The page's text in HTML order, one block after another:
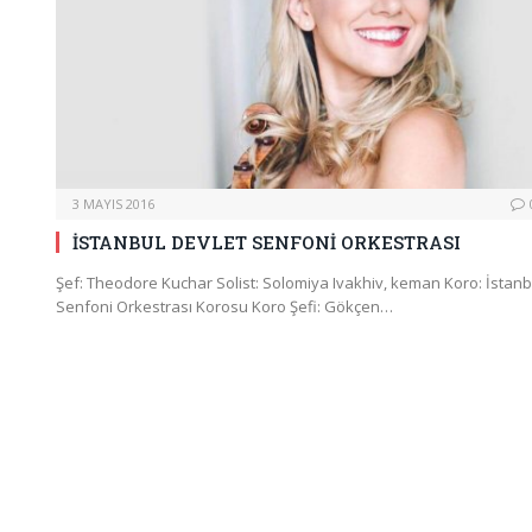
3 MAYIS 2016
İSTANBUL DEVLET SENFONİ ORKESTRASI
Şef: Theodore Kuchar Solist: Solomiya Ivakhiv, keman Koro:
Senfoni Orkestrası Korosu Koro Şefi: Gökçen…